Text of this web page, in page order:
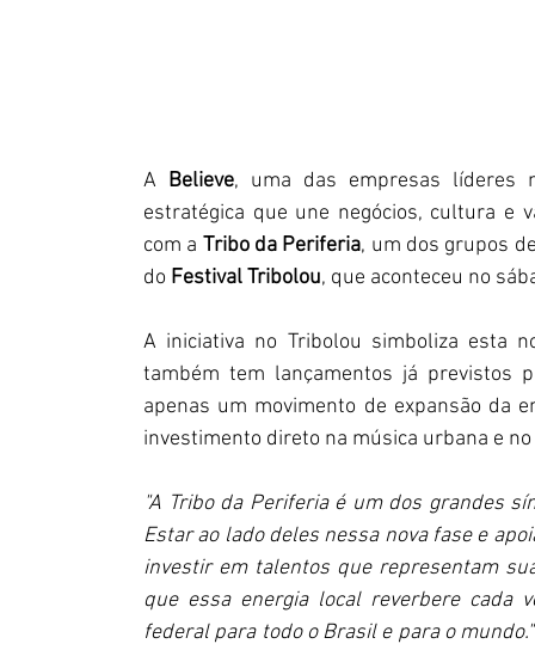
A Believe, uma das empresas líderes
estratégica que une negócios, cultura e
com a Tribo da Periferia, um dos grupos
do Festival Tribolou, que aconteceu no
A iniciativa no Tribolou simboliza esta
também tem lançamentos já previstos
apenas um movimento de expansão da
investimento direto na música urbana e
"A Tribo da Periferia é um dos grandes
Estar ao lado deles nessa nova fase e
investir em talentos que representam
que essa energia local reverbere cada
federal para todo o Brasil e para o mundo."